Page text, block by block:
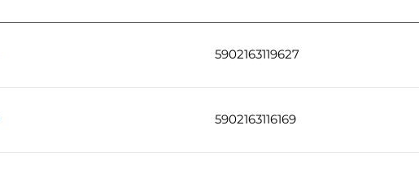
5902163119627
5902163116169